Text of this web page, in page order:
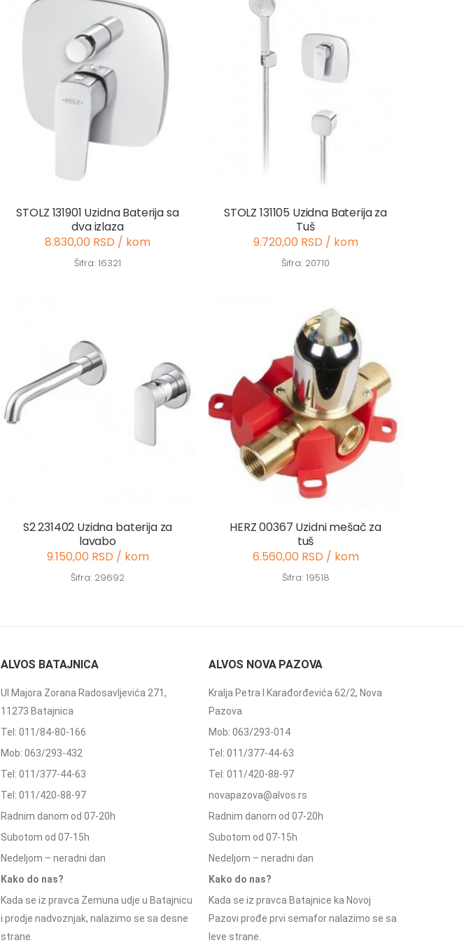
STOLZ 131901 Uzidna Baterija sa
dva izlaza
8.830,00 RSD / kom
Šifra: 16321
STOLZ 131105 Uzidna Baterija za
Tuš
9.720,00 RSD / kom
Šifra: 20710
S2 231402 Uzidna baterija za
lavabo
9.150,00 RSD / kom
Šifra: 29692
HERZ 00367 Uzidni mešač za
tuš
6.560,00 RSD / kom
Šifra: 19518
ALVOS BATAJNICA
Ul Majora Zorana Radosavljevića 271,
11273 Batajnica
Tel: 011/84-80-166
Mob: 063/293-432
Tel: 011/377-44-63
Tel: 011/420-88-97
Radnim danom od 07-20h
Subotom od 07-15h
Nedeljom – neradni dan
Kako do nas?
Kada se iz pravca Zemuna udje u Batajnicu
i prodje nadvoznjak, nalazimo se sa desne
strane.
ALVOS NOVA PAZOVA
Kralja Petra I Karađorđevića 62/2, Nova
Pazova
Mob: 063/293-014
Tel: 011/377-44-63
Tel: 011/420-88-97
novapazova@alvos.rs
Radnim danom od 07-20h
Subotom od 07-15h
Nedeljom – neradni dan
Kako do nas?
Kada se iz pravca Batajnice ka Novoj
Pazovi prođe prvi semafor nalazimo se sa
leve strane.